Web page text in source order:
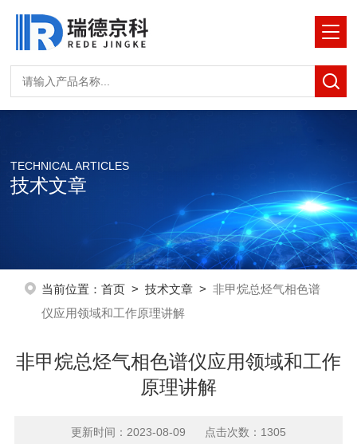
TECHNICAL ARTICLES
技术文章
当前位置： 首页> 技术文章> 非甲烷总烃气相色谱
仪应用领域和工作原理讲解
非甲烷总烃气相色谱仪应用领域和工作
原理讲解
更新时间：2023-08-09 点击次数：1305